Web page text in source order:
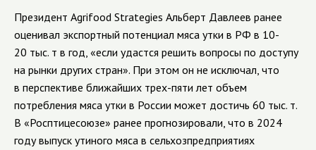
Президент Agrifood Strategies Альберт Давлеев ранее
оценивал экспортный потенциал мяса утки в РФ в 10-
20 тыс. т в год, «если удастся решить вопросы по доступу
на рынки других стран». При этом он не исключал, что
в перспективе ближайших трех-пяти лет объем
потребления мяса утки в России может достичь 60 тыс. т.
В «Росптицесоюзе» ранее прогнозировали, что в 2024
году выпуск утиного мяса в сельхозпредприятиях